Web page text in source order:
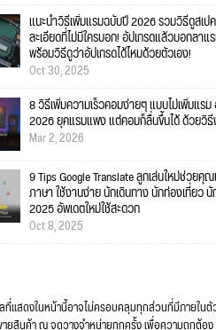
แนะนำวิธีเพิ่มแรมฉบับปี 2026 รวมวิธีดูสเป
ละเอียดที่ไม่มีใครบอก! อัปเกรดแล้วบอกลาแ
พร้อมวิธีดูว่าอัปเกรดได้ไหมด้วยตัวเอง!
Oct 30, 2025
8 วิธีเพิ่มความเร็วคอมง่ายๆ แบบไม่เพิ่มแรม
2026 ยุคแรมแพง แต่คอมก็ลื่นขึ้นได้ ด้วยวิ
Mar 2, 2026
9 Tips Google Translate ลูกเล่นใหม่ช่วยคุ
ภาษา ใช้งานง่าย นักเดินทาง นักท่องเที่ยว
2025 อัพเดตใหม่ใช้สะดวก
Oct 8, 2025
แสดงในหน้านี้อาจไม่ครอบคลุมทุกส่วนที่มีภายในตั